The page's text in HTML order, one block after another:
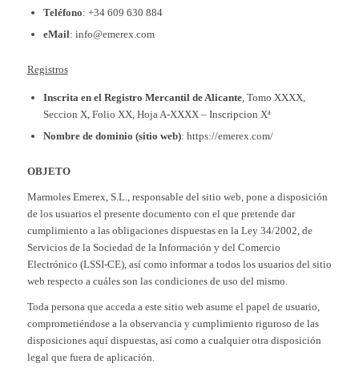
Teléfono: +34 609 630 884
eMail: info@emerex.com
Registros
Inscrita en el Registro Mercantil de Alicante, Tomo XXXX,
Seccion X, Folio XX, Hoja A-XXXX – Inscripcion Xª
Nombre de dominio (sitio web): https://emerex.com/
OBJETO
Marmoles Emerex, S.L., responsable del sitio web, pone a disposición
de los usuarios el presente documento con el que pretende dar
cumplimiento a las obligaciones dispuestas en la Ley 34/2002, de
Servicios de la Sociedad de la Información y del Comercio
Electrónico (LSSI-CE), así como informar a todos los usuarios del sitio
web respecto a cuáles son las condiciones de uso del mismo.
Toda persona que acceda a este sitio web asume el papel de usuario,
comprometiéndose a la observancia y cumplimiento riguroso de las
disposiciones aquí dispuestas, así como a cualquier otra disposición
legal que fuera de aplicación.